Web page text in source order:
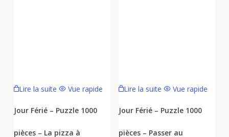
Lire la suite Vue rapide
Jour Férié – Puzzle 1000
pièces – La pizza à
Lire la suite Vue rapide
Jour Férié – Puzzle 1000
pièces – Passer au